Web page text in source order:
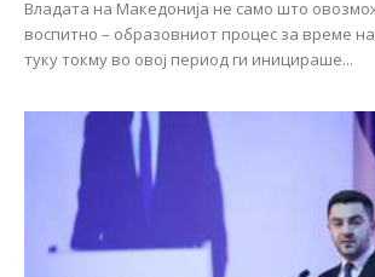
Владата на Македонија не само што
воспитно – образовниот процес за време
туку токму во овој период ги иницираше...